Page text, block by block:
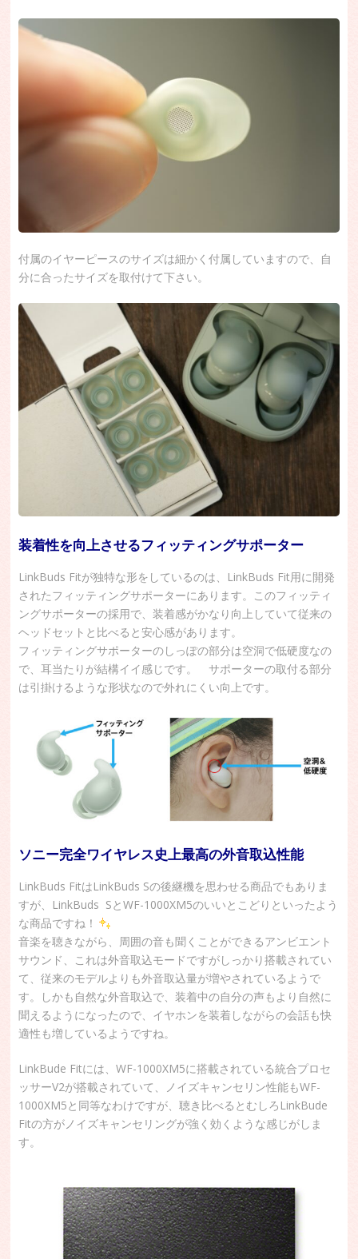
付属のイヤーピースのサイズは細かく付属していますので、自
分に合ったサイズを取付けて下さい。
装着性を向上させるフィッティングサポーター
LinkBuds Fitが独特な形をしているのは、LinkBuds Fit用に開発
されたフィッティングサポーターにあります。このフィッティ
ングサポーターの採用で、装着感がかなり向上していて従来の
ヘッドセットと比べると安心感があります。
フィッティングサポーターのしっぽの部分は空洞で低硬度なの
で、耳当たりが結構イイ感じです。 サポーターの取付る部分
は引掛けるような形状なので外れにくい向上です。
ソニー完全ワイヤレス史上最高の外音取込性能
LinkBuds FitはLinkBuds Sの後継機を思わせる商品でもありま
すが、LinkBuds SとWF-1000XM5のいいとこどりといったよう
な商品ですね！
音楽を聴きながら、周囲の音も聞くことができるアンビエント
サウンド、これは外音取込モードですがしっかり搭載されてい
て、従来のモデルよりも外音取込量が増やされているようで
す。しかも自然な外音取込で、装着中の自分の声もより自然に
聞えるようになったので、イヤホンを装着しながらの会話も快
適性も増しているようですね。
LinkBude Fitには、WF-1000XM5に搭載されている統合プロセ
ッサーV2が搭載されていて、ノイズキャンセリン性能もWF-
1000XM5と同等なわけですが、聴き比べるとむしろLinkBude
Fitの方がノイズキャンセリングが強く効くような感じがしま
す。